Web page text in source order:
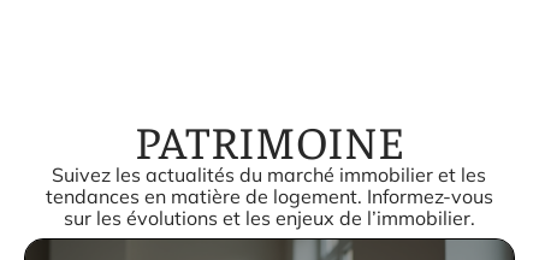
PATRIMOINE
Suivez les actualités du marché immobilier et les
tendances en matière de logement. Informez-vous
sur les évolutions et les enjeux de l’immobilier.